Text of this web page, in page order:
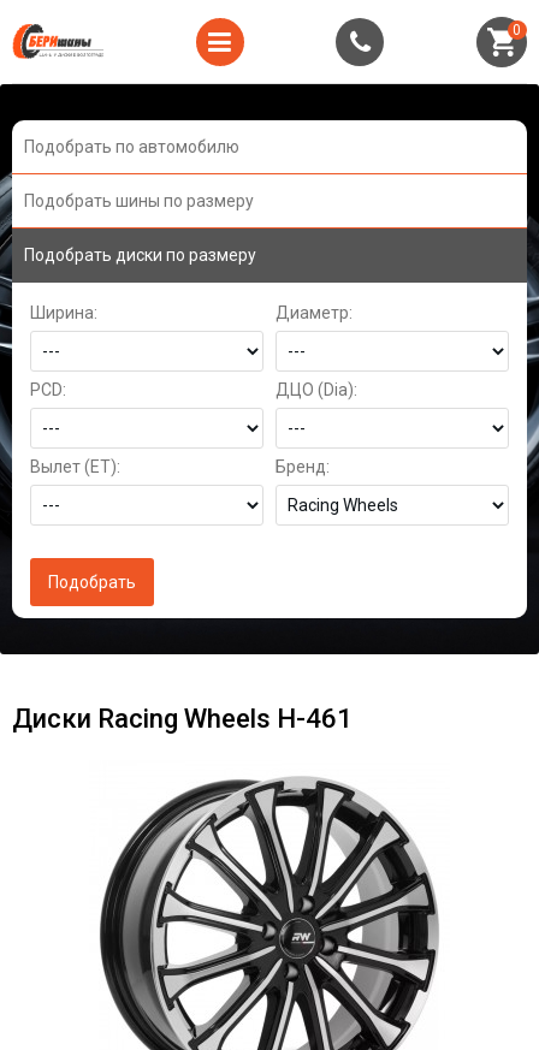
0
Подобрать по автомобилю
Подобрать шины по размеру
Подобрать диски по размеру
Ширина: Диаметр:
PCD: ДЦО (Dia):
Вылет (ET): Бренд:
Диски Racing Wheels H-461